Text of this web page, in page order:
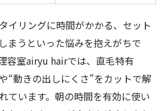
イリングに時間がかかる、セット
まうといった悩みを抱えがちで
容室airyu hairでは、直毛特有
“動きの出しにくさ”をカットで解
ています。朝の時間を有効に使い